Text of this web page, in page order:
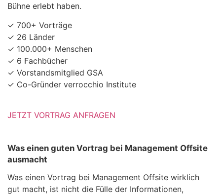
Bühne erlebt haben.
✓ 700+ Vorträge
✓ 26 Länder
✓ 100.000+ Menschen
✓ 6 Fachbücher
✓ Vorstandsmitglied GSA
✓ Co-Gründer verrocchio Institute
JETZT VORTRAG ANFRAGEN
Was einen guten Vortrag bei Management Offsite
ausmacht
Was einen Vortrag bei Management Offsite wirklich
gut macht, ist nicht die Fülle der Informationen,